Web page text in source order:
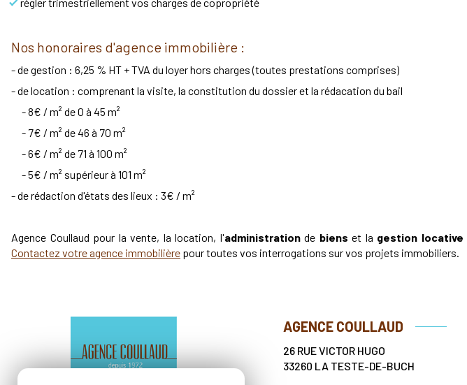
Nos honoraires d'agence immobilière :
- de gestion : 6,25 % HT + TVA du loyer hors charges (toutes prestations comprises)
- de location : comprenant la visite, la constitution du dossier et la rédacation du bail
- 8€ / m² de 0 à 45 m²
- 7€ / m² de 46 à 70 m²
- 6€ / m² de 71 à 100 m²
- 5€ / m² supérieur à 101 m²
- de rédaction d'états des lieux : 3€ / m²
Agence Coullaud pour la vente, la location, l'administrationde biens et la gestion locative
Contactez votre agence immobilière pour toutes vos interrogations sur vos projets immobiliers.
AGENCE COULLAUD
26 RUE VICTOR HUGO
33260 LA TESTE-DE-BUCH